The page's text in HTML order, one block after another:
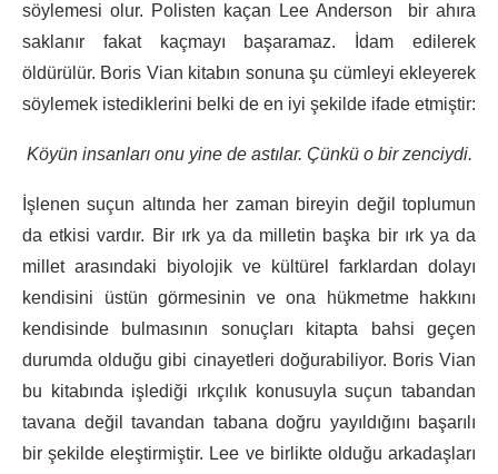
söylemesi olur. Polisten kaçan Lee Anderson bir ahıra
saklanır fakat kaçmayı başaramaz. İdam edilerek
öldürülür. Boris Vian kitabın sonuna şu cümleyi ekleyerek
söylemek istediklerini belki de en iyi şekilde ifade etmiştir:
Köyün insanları onu yine de astılar. Çünkü o bir zenciydi.
İşlenen suçun altında her zaman bireyin değil toplumun
da etkisi vardır. Bir ırk ya da milletin başka bir ırk ya da
millet arasındaki biyolojik ve kültürel farklardan dolayı
kendisini üstün görmesinin ve ona hükmetme hakkını
kendisinde bulmasının sonuçları kitapta bahsi geçen
durumda olduğu gibi cinayetleri doğurabiliyor. Boris Vian
bu kitabında işlediği ırkçılık konusuyla suçun tabandan
tavana değil tavandan tabana doğru yayıldığını başarılı
bir şekilde eleştirmiştir. Lee ve birlikte olduğu arkadaşları